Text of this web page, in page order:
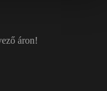
áron!